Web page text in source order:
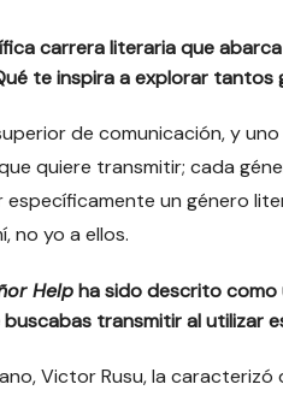
carrera literaria que
te inspira a explorar tantos
de comunicación, y
quiere transmitir; cada
un género
no yo a ellos.
Helpha sido descrito como
transmitir al utilizar
Victor Rusu, la caracterizó